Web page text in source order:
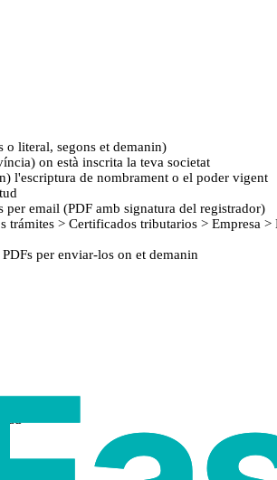
literal, segons et demanin)
on està inscrita la teva societat
l'escriptura de nombrament o el poder vigent
per email (PDF amb signatura del registrador)
> Certificados tributarios > Empresa
per enviar-los on et demanin